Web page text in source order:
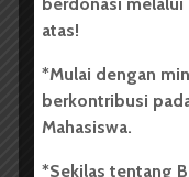
BERITA KAMPUS
Dua
USU
atas!
*Mulai dengan
berkontribusi
Mahasiswa.
*Sekilas tentang